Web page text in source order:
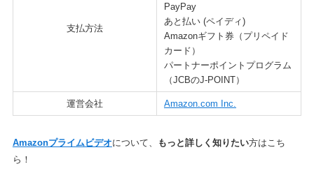
支払方法
PayPay
あと払い (ペイディ)
Amazonギフト券（プリペイド
カード）
パートナーポイントプログラム
（JCBのJ-POINT）
運営会社 Amazon.com Inc.
Amazonプライムビデオについて、 もっと詳しく知りたい方はこち
ら！